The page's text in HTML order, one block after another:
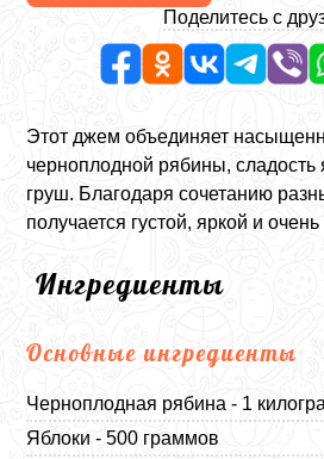
Поделитесь с
Этот джем объединяет
черноплодной рябины, сладость
груш. Благодаря сочетанию
получается густой, яркой и
Ингредиенты
Основные ингредиенты
Черноплодная рябина - 1
Яблоки - 500 граммов